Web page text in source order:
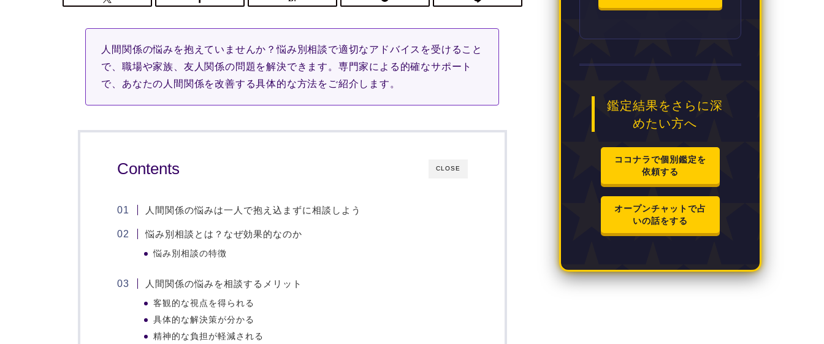
人間関係の悩みを抱えていませんか？悩み別相談で適切なアドバイスを受けること
で、職場や家族、友人関係の問題を解決できます。専門家による的確なサポート
で、あなたの人間関係を改善する具体的な方法をご紹介します。
CLOSE
Contents
人間関係の悩みは一人で抱え込まずに相談しよう
悩み別相談とは？なぜ効果的なのか
悩み別相談の特徴
人間関係の悩みを相談するメリット
客観的な視点を得られる
具体的な解決策が分かる
精神的な負担が軽減される
鑑定結果をさらに深
めたい方へ
ココナラで個別鑑定を
依頼する
オープンチャットで占
いの話をする